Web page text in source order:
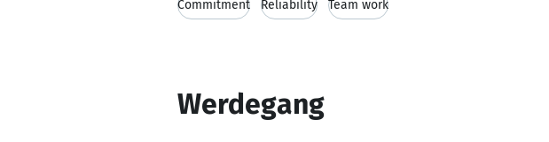
Commitment Reliability Team work
Werdegang